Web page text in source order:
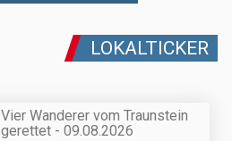
LOKALTICKER
Vier Wanderer vom Traunstein
gerettet - 09.08.2026